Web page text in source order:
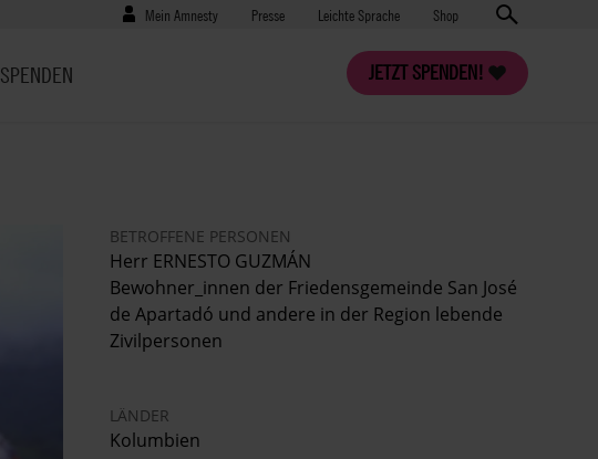
Benutzermenü
Mein Amnesty Presse
Presse Leichte Sprache Shop
JETZT SPENDEN!
SPENDEN
BETROFFENE PERSONEN
Herr ERNESTO GUZMÁN
Bewohner_innen der Friedensgemeinde San José
de Apartadó und andere in der Region lebende
Zivilpersonen
LÄNDER
Kolumbien